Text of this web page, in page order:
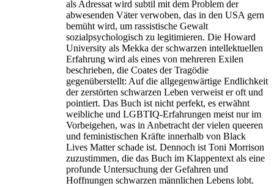
als Adressat wird subtil mit dem Problem der
abwesenden Väter verwoben, das in den USA gern
bemüht wird, um rassistische Gewalt
sozialpsychologisch zu legitimieren. Die Howard
University als Mekka der schwarzen intellektuellen
Erfahrung wird als eines von mehreren Exilen
beschrieben, die Coates der Tragödie
gegenüberstellt: Auf die allgegenwärtige Endlichkeit
der zerstörten schwarzen Leben verweist er oft und
pointiert. Das Buch ist nicht perfekt, es erwähnt
weibliche und LGBTIQ-Erfahrungen meist nur im
Vorbeigehen, was in Anbetracht der vielen queeren
und feministischen Kräfte innerhalb von Black
Lives Matter schade ist. Dennoch ist Toni Morrison
zuzustimmen, die das Buch im Klappentext als eine
profunde Untersuchung der Gefahren und
Hoffnungen schwarzen männlichen Lebens lobt.